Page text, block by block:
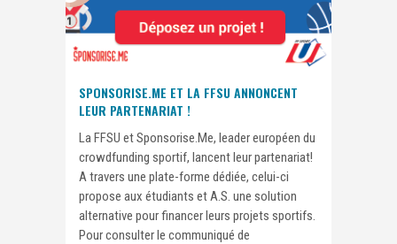
SPONSORISE.ME ET LA FFSU ANNONCENT
LEUR PARTENARIAT !
La FFSU et Sponsorise.Me, leader européen du
crowdfunding sportif, lancent leur partenariat!
A travers une plate-forme dédiée, celui-ci
propose aux étudiants et A.S. une solution
alternative pour financer leurs projets sportifs.
Pour consulter le communiqué de